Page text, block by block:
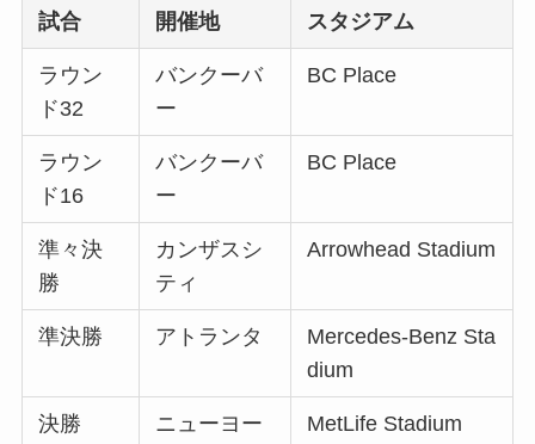
試合 開催地 スタジアム
ラウン
ド32
バンクーバ
ー
BC Place
ラウン
ド16
バンクーバ
ー
BC Place
準々決
勝
カンザスシ
ティ
Arrowhead Stadium
準決勝 アトランタ
Mercedes-Benz Sta
dium
決勝
ニューヨー
MetLife Stadium